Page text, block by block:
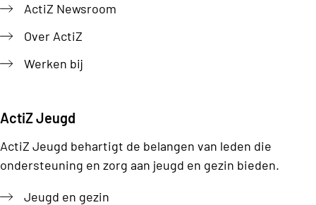
ActiZ Newsroom
Over ActiZ
Werken bij
ActiZ Jeugd
ActiZ Jeugd behartigt de belangen van leden die
ondersteuning en zorg aan jeugd en gezin bieden.
Jeugd en gezin